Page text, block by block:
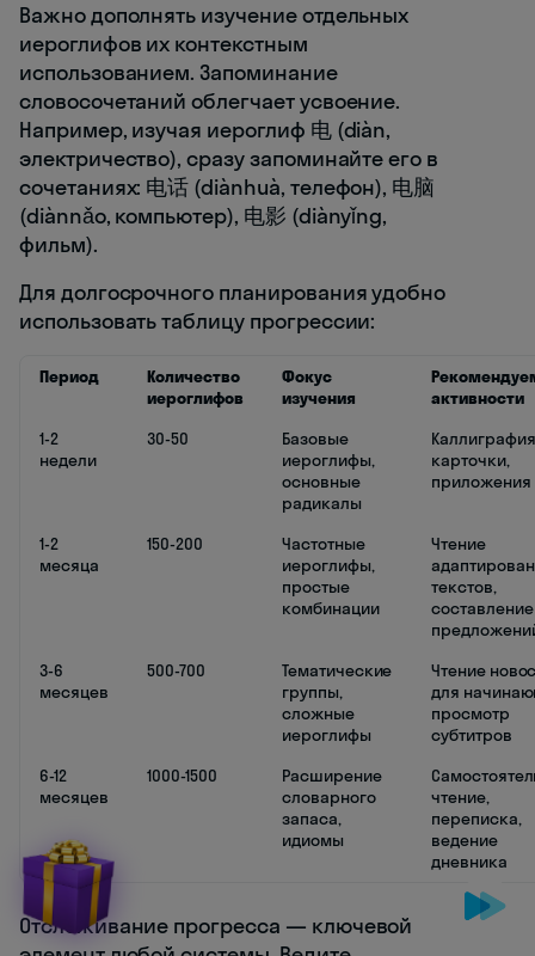
Важно дополнять изучение отдельных
иероглифов их контекстным
использованием. Запоминание
словосочетаний облегчает усвоение.
Например, изучая иероглиф 电 (diàn,
электричество), сразу запоминайте его в
сочетаниях: 电话 (diànhuà, телефон), 电脑
(diànnǎo, компьютер), 电影 (diànyǐng,
фильм).
Для долгосрочного планирования удобно
использовать таблицу прогрессии:
Период
Количество
иероглифов
Фокус
изучения
активности
1-2
недели
30-50
Базовые
иероглифы,
основные
радикалы
карточки,
приложения
1-2
месяца
150-200
Частотные
иероглифы,
простые
комбинации
Чтение
текстов,
составление
3-6
месяцев
500-700
Тематические
группы,
сложные
иероглифы
Чтение
для
просмотр
субтитров
6-12
месяцев
1000-1500
Расширение
словарного
запаса,
идиомы
чтение,
переписка,
ведение
дневника
Отслеживание прогресса — ключевой